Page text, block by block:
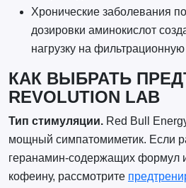
Хронические заболевания
дозировки аминокислот
нагрузку на
КАК ВЫБРАТЬ
REVOLUTION LAB
Тип стимуляции.Red Bull
мощный симпатомиметик. Если
геранамин-содержащих формул
кофеину, рассмотрите